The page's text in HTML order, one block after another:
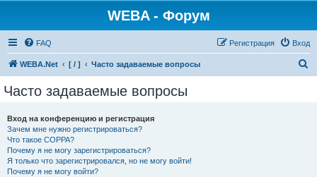
WEBA - Форум
FAQ Вход
Регистрация
WEBA.Net [ / ] Часто задаваемые вопросы
Часто задаваемые вопросы
Вход на конференцию и регистрация
Зачем мне нужно регистрироваться?
Что такое COPPA?
Почему я не могу зарегистрироваться?
Я только что зарегистрировался, но не могу войти!
Почему я не могу войти?